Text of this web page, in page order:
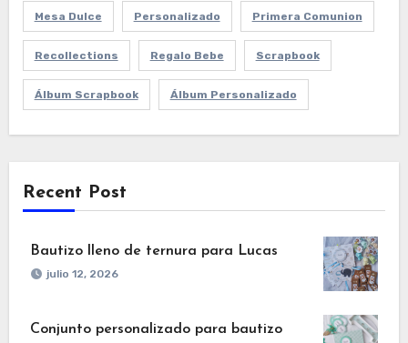
Mesa Dulce Personalizado Primera Comunion
Recollections Regalo Bebe Scrapbook
Álbum Scrapbook Álbum Personalizado
Recent Post
Bautizo lleno de ternura para Lucas
julio 12, 2026
Conjunto personalizado para bautizo